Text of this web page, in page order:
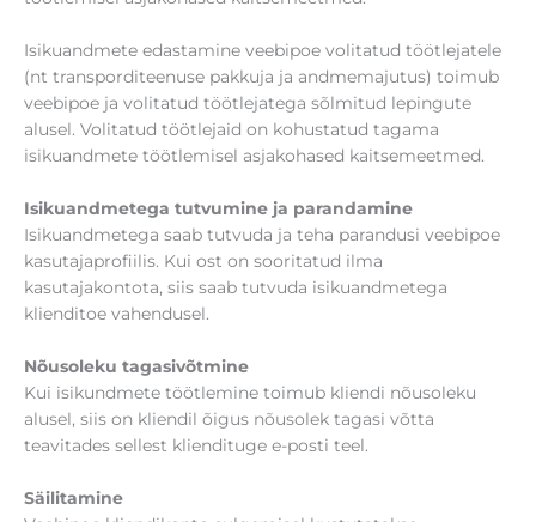
Isikuandmete edastamine veebipoe volitatud töötlejatele
(nt transporditeenuse pakkuja ja andmemajutus) toimub
veebipoe ja volitatud töötlejatega sõlmitud lepingute
alusel. Volitatud töötlejaid on kohustatud tagama
isikuandmete töötlemisel asjakohased kaitsemeetmed.
Isikuandmetega tutvumine ja parandamine
Isikuandmetega saab tutvuda ja teha parandusi veebipoe
kasutajaprofiilis. Kui ost on sooritatud ilma
kasutajakontota, siis saab tutvuda isikuandmetega
klienditoe vahendusel.
Nõusoleku tagasivõtmine
Kui isikundmete töötlemine toimub kliendi nõusoleku
alusel, siis on kliendil õigus nõusolek tagasi võtta
teavitades sellest kliendituge e-posti teel.
Säilitamine